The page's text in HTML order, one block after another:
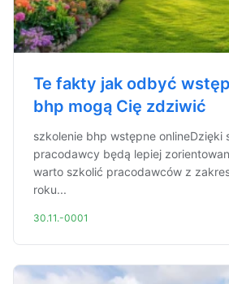
Te fakty jak odbyć
bhp mogą Cię zdziwić
szkolenie bhp wstępne onlineDzięki
pracodawcy będą lepiej
warto szkolić pracodawców z
roku...
30.11.-0001